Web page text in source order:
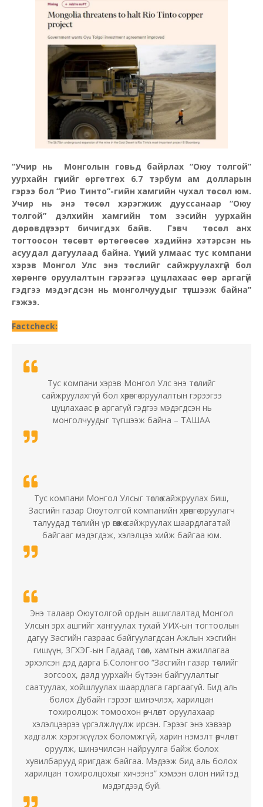
“Учир нь Монголын говьд байрлах “Оюу толгой”
уурхайн гүнийг өргөтгөх 6.7 тэрбум ам долларын
гэрээ бол “Рио Тинто”-гийн хамгийн чухал төсөл юм.
Учир нь энэ төсөл хэрэгжиж дууссанаар “Оюу
толгой” дэлхийн хамгийн том зэсийн уурхайн
дөрөвдүгээрт бичигдэх байв. Гэвч төсөл анх
тогтоосон төсөвт өртөгөөсөө хэдийнэ хэтэрсэн нь
асуудал дагуулаад байна. Үүний улмаас тус компани
хэрэв Монгол Улс энэ төслийг сайжруулахгүй бол
хөрөнгө оруулалтын гэрээгээ цуцлахаас өөр аргагүй
гэдгээ мэдэгдсэн нь монголчуудыг түгшээж байна”
гэжээ.
Factcheck:
Тус компани хэрэв Монгол Улс энэ төслийг
сайжруулахгүй бол хөрөнгө оруулалтын гэрээгээ
цуцлахаас өөр аргагүй гэдгээ мэдэгдсэн нь
монголчуудыг түгшээж байна – ТАШАА
Тус компани Монгол Улсыг төслөө сайжруулах биш,
Засгийн газар Оюутолгой компанийн хөрөнгө оруулагч
талуудад төслийн үр өгөөжөө сайжруулах шаардлагатай
байгааг мэдэгдэж, хэлэлцээ хийж байгаа юм.
Энэ талаар Оюутолгой ордын ашиглалтад Монгол
Улсын эрх ашгийг хангуулах тухай УИХ-ын тогтоолын
дагуу Засгийн газраас байгуулагдсан Ажлын хэсгийн
гишүүн, ЗГХЭГ-ын Гадаад төсөл, хамтын ажиллагаа
эрхэлсэн дэд дарга Б.Солонгоо “Засгийн газар төслийг
зогсоох, далд уурхайн бүтээн байгуулалтыг
саатуулах, хойшлуулах шаардлага гаргаагүй. Бид аль
болох Дубайн гэрээг шинэчлэх, харилцан
тохиролцож томоохон өөрчлөлт оруулахаар
хэлэлцээрээ үргэлжлүүлж ирсэн. Гэрээг энэ хэвээр
хадгалж хэрэгжүүлэх боломжгүй, харин нэмэлт өөрчлөлт
оруулж, шинэчилсэн найруулга байж болох
хувилбарууд яригдаж байгаа. Мэдээж бид аль болох
харилцан тохиролцохыг хичээнэ” хэмээн олон нийтэд
мэдэгдээд буй.